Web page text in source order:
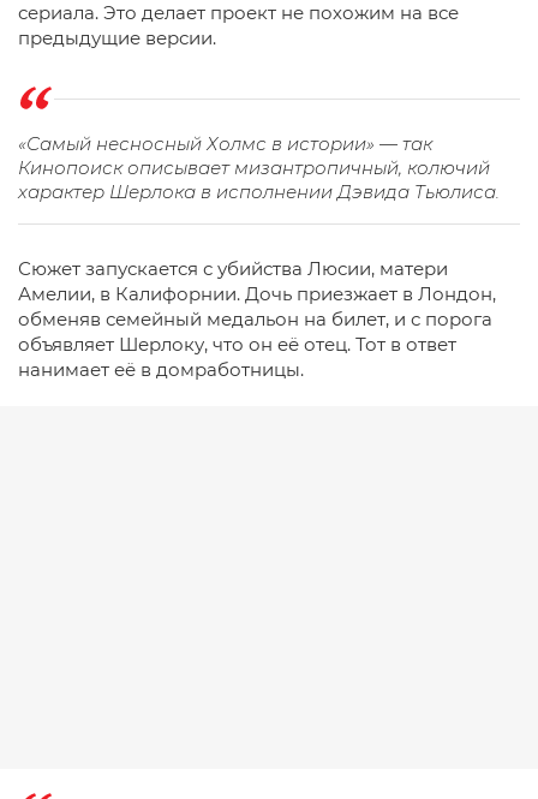
сериала. Это делает проект не похожим на все
предыдущие версии.
«Самый несносный Холмс в истории» — так
Кинопоиск описывает мизантропичный, колючий
характер Шерлока в исполнении Дэвида Тьюлиса.
Сюжет запускается с убийства Люсии, матери
Амелии, в Калифорнии. Дочь приезжает в Лондон,
обменяв семейный медальон на билет, и с порога
объявляет Шерлоку, что он её отец. Тот в ответ
нанимает её в домработницы.